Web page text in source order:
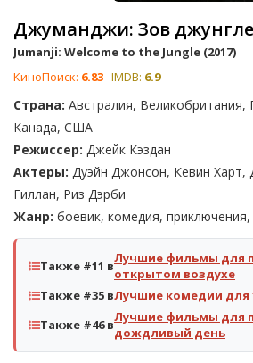
Джуманджи: Зов
Jumanji: Welcome to the Jungle (2017)
КиноПоиск: 6.83 IMDB: 6.9
Страна: Австралия, Великобритания,
Канада, США
Режиссер: Джейк Кэздан
Актеры: Дуэйн Джонсон, Кевин Харт,
Гиллан, Риз Дэрби
Жанр: боевик, комедия,
Также #11 вЛучшие фильмы для
открытом воздухе
Также #35 вЛучшие комедии для
Также #46 вЛучшие фильмы для
дождливый день